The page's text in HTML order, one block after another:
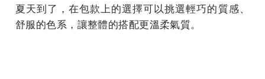
夏天到了，在包款上的選擇可以挑選輕巧的質感、
舒服的色系，讓整體的搭配更溫柔氣質。